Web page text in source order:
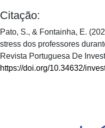
Citação:
Pato, S., & Fontainha, E.
stress dos professores
Revista Portuguesa De
https://doi.org/10.34632/